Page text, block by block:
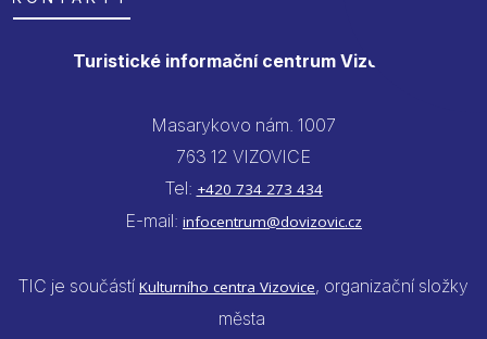
Turistické informační centrum Vizovice
Masarykovo nám. 1007
763 12 VIZOVICE
Tel: +420 734 273 434
E-mail: infocentrum@dovizovic.cz
TIC je součástí Kulturního centra Vizovice, organizační složky
města